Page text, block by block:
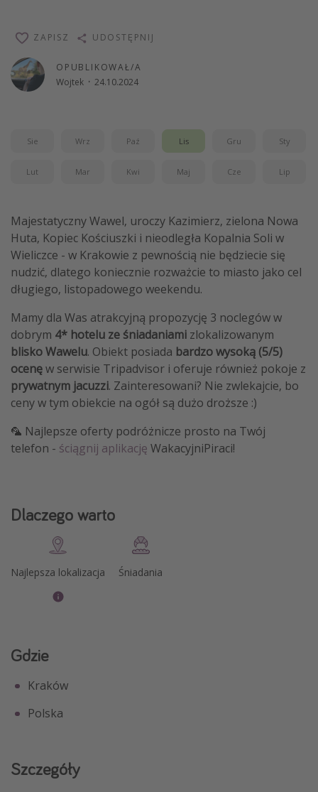
OPUBLIKOWAŁ/A
Wojtek · 24.10.2024
ZAPISZ UDOSTĘPNIJ
Sie Wrz Paź Lis Gru Sty
Lut Mar Kwi Maj Cze Lip
Majestatyczny Wawel, uroczy Kazimierz, zielona Nowa
Huta, Kopiec Kościuszki i nieodległa Kopalnia Soli w
Wieliczce - w Krakowie z pewnością nie będziecie się
nudzić, dlatego koniecznie rozważcie to miasto jako cel
długiego, listopadowego weekendu.
Mamy dla Was atrakcyjną propozycję 3 noclegów w
dobrym 4* hotelu ze śniadaniami zlokalizowanym
blisko Wawelu. Obiekt posiada bardzo wysoką (5/5)
ocenęw serwisie Tripadvisor i oferuje również pokoje z
prywatnym jacuzzi. Zainteresowani? Nie zwlekajcie, bo
ceny w tym obiekcie na ogół są dużo droższe :)
🦜 Najlepsze oferty podróżnicze prosto na Twój
telefon - ściągnij aplikację WakacyjniPiraci!
Dlaczego warto
Najlepsza lokalizacja Śniadania
Gdzie
Kraków
Polska
Szczegóły